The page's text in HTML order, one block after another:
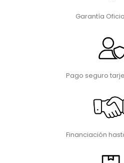
Garantía
Pago seguro
Financiación